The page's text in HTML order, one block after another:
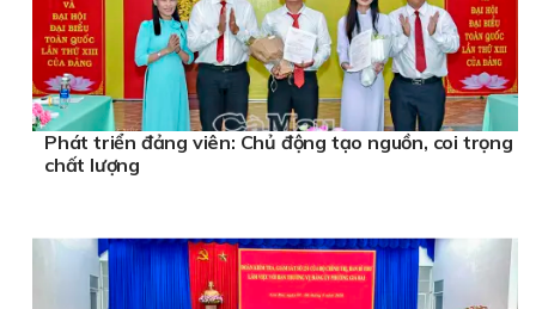
Phát triển đảng viên: Chủ động tạo nguồn, coi trọng
chất lượng